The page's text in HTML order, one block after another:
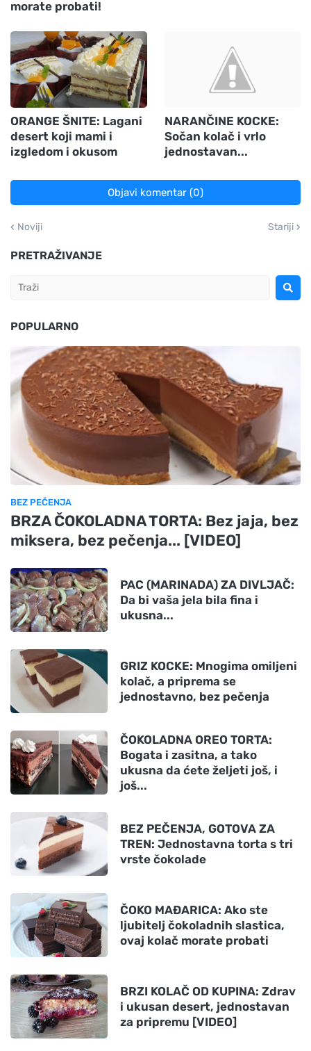
morate probati!
ORANGE ŠNITE: Lagani
desert koji mami i
izgledom i okusom
NARANČINE KOCKE:
Sočan kolač i vrlo
jednostavan...
Objavi komentar (0)
Noviji Stariji
PRETRAŽIVANJE
POPULARNO
BEZ PEČENJA
BRZA ČOKOLADNA TORTA: Bez jaja, bez
miksera, bez pečenja... [VIDEO]
PAC (MARINADA) ZA DIVLJAČ:
Da bi vaša jela bila fina i
ukusna...
GRIZ KOCKE: Mnogima omiljeni
kolač, a priprema se
jednostavno, bez pečenja
ČOKOLADNA OREO TORTA:
Bogata i zasitna, a tako
ukusna da ćete željeti još, i
još...
BEZ PEČENJA, GOTOVA ZA
TREN: Jednostavna torta s tri
vrste čokolade
ČOKO MAĐARICA: Ako ste
ljubitelj čokoladnih slastica,
ovaj kolač morate probati
BRZI KOLAČ OD KUPINA: Zdrav
i ukusan desert, jednostavan
za pripremu [VIDEO]